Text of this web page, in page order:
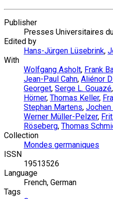
Publisher
Presses Universitaires
Edited by
Hans-Jürgen Lüsebrink,
With
Wolfgang Asholt, Frank
Jean-Paul Cahn, Aliénor
Georget, Serge L. Gouazé,
Hörner, Thomas Keller,
Stephan Martens,
Werner Müller-Pelzer,
Röseberg, Thomas
Collection
Mondes germaniques
ISSN
19513526
Language
French, German
Tags